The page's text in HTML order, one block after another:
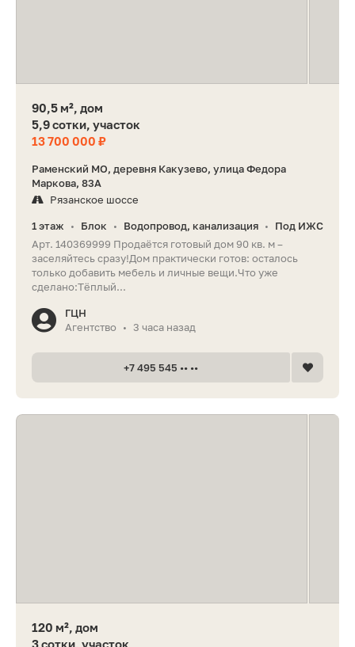
90,5 м², дом
5,9 сотки, участок
13 700 000 ₽
Раменский МО, деревня Какузево, улица Федора
Маркова, 83А
Рязанское шоссе
1 этаж • Блок • Водопровод, канализация •
Под ИЖС
Арт. 140369999 Продаётся готовый дом 90 кв. м –
заселяйтесь сразу!Дом практически готов: осталось
только добавить мебель и личные вещи.Что уже
сделано:Тёплый...
ГЦН
Агентство
• 3 часа назад
+7 495 545 •• ••
120 м², дом
3 сотки, участок